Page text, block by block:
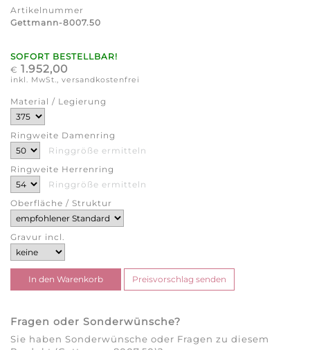
Artikelnummer
Gettmann-8007.50
SOFORT BESTELLBAR!
€ 1.952,00
inkl. MwSt., versandkostenfrei
Material / Legierung
Ringweite Damenring
Ringgröße ermitteln
Ringweite Herrenring
Ringgröße ermitteln
Oberfläche / Struktur
Gravur incl.
Fragen oder Sonderwünsche?
Sie haben Sonderwünsche oder Fragen zu diesem